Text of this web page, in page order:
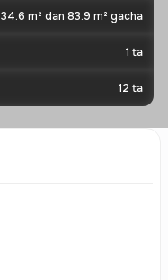
34.6 m² dan 83.9 m² gacha
1 ta
12 ta